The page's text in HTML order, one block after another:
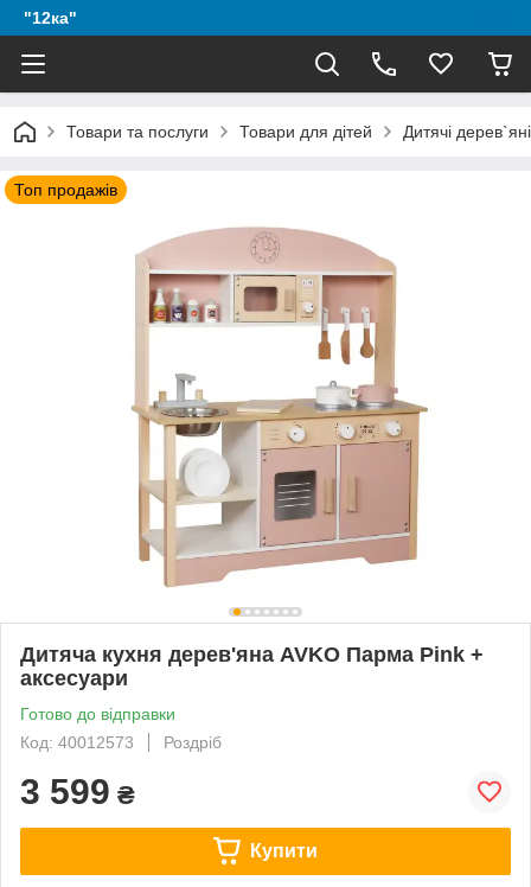
"12ка"
Товари та послуги Товари для дітей Дитячі
Топ продажів
Дитяча кухня дерев'яна AVKO Парма Pink +
аксесуари
Готово до відправки
Код: 40012573
Роздріб
3 599 ₴
Купити